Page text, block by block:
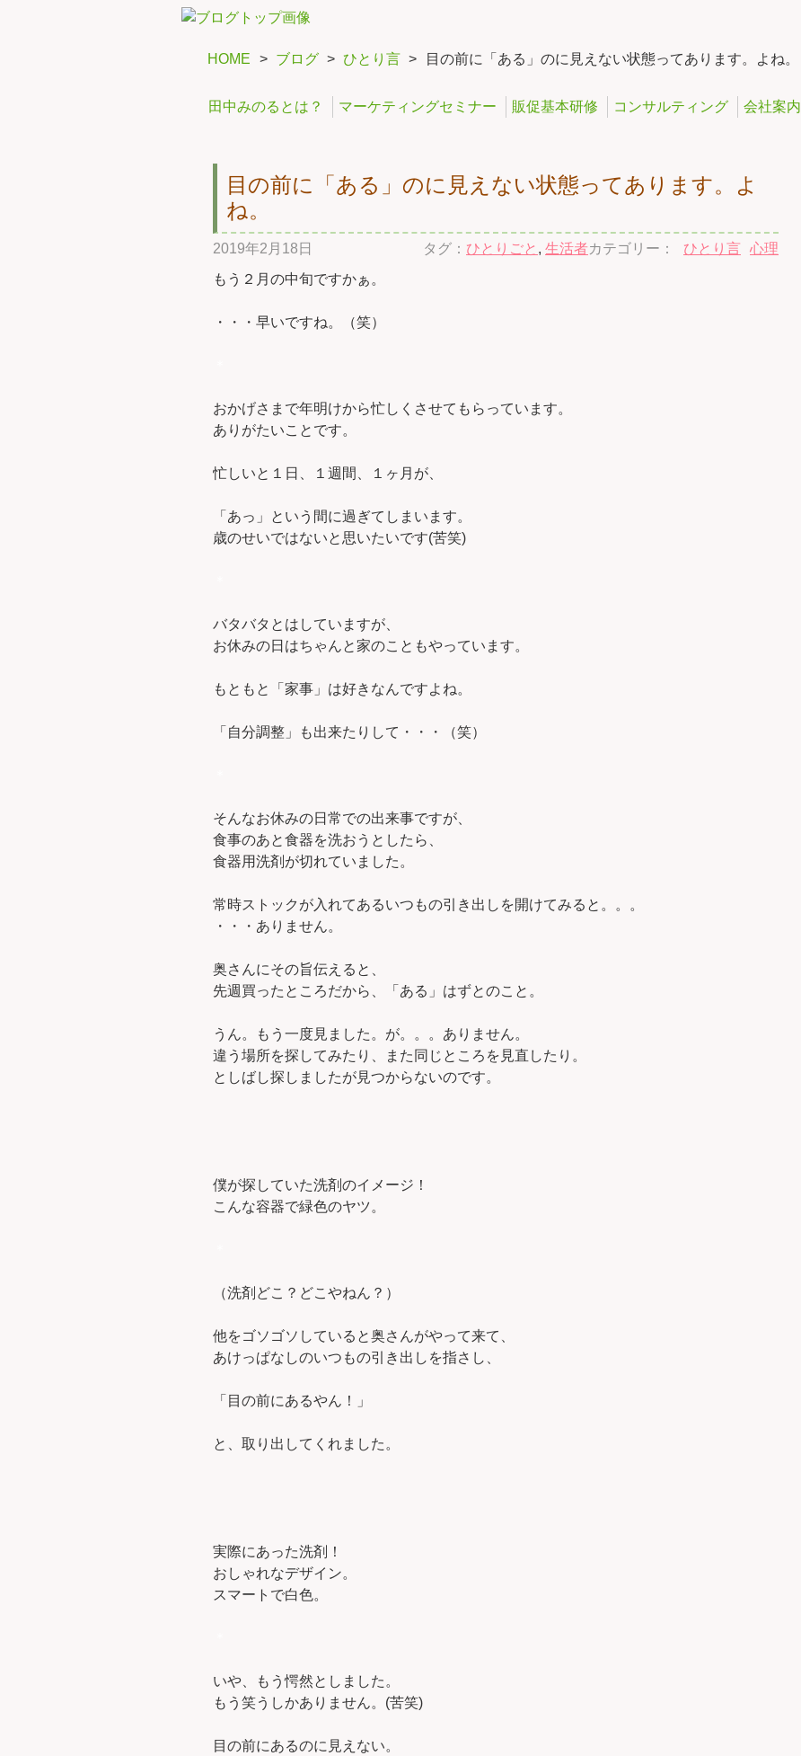
HOME > ブログ > ひとり言 > 目の前に「ある」のに見えない状態ってあります。よね。
田中みのるとは？ マーケティングセミナー 販促基本研修 コンサルティング 会社案内
目の前に「ある」のに見えない状態ってあります。よ
ね。
2019年2月18日 カテゴリー： ひとり言 心理
タグ： ひとりごと , 生活者
もう２月の中旬ですかぁ。
・・・早いですね。（笑）
おかげさまで年明けから忙しくさせてもらっています。
ありがたいことです。
忙しいと１日、１週間、１ヶ月が、
「あっ」という間に過ぎてしまいます。
歳のせいではないと思いたいです(苦笑)
バタバタとはしていますが、
お休みの日はちゃんと家のこともやっています。
もともと「家事」は好きなんですよね。
「自分調整」も出来たりして・・・（笑）
そんなお休みの日常での出来事ですが、
食事のあと食器を洗おうとしたら、
食器用洗剤が切れていました。
常時ストックが入れてあるいつもの引き出しを開けてみると。。。
・・・ありません。
奥さんにその旨伝えると、
先週買ったところだから、「ある」はずとのこと。
うん。もう一度見ました。が。。。ありません。
違う場所を探してみたり、また同じところを見直したり。
としばし探しましたが見つからないのです。
僕が探していた洗剤のイメージ！
こんな容器で緑色のヤツ。
（洗剤どこ？どこやねん？）
他をゴソゴソしていると奥さんがやって来て、
あけっぱなしのいつもの引き出しを指さし、
「目の前にあるやん！」
と、取り出してくれました。
実際にあった洗剤！
おしゃれなデザイン。
スマートで白色。
いや、もう愕然としました。
もう笑うしかありません。(苦笑)
目の前にあるのに見えない。